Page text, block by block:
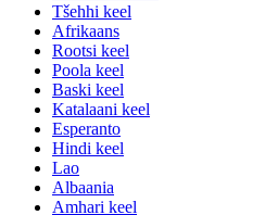
Tšehhi keel
Afrikaans
Rootsi keel
Poola keel
Baski keel
Katalaani keel
Esperanto
Hindi keel
Lao
Albaania
Amhari keel